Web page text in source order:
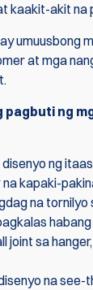
kaakit-akit na
umuusbong
at mga
ng
disenyo ng
kapaki-
na
joint sa
na